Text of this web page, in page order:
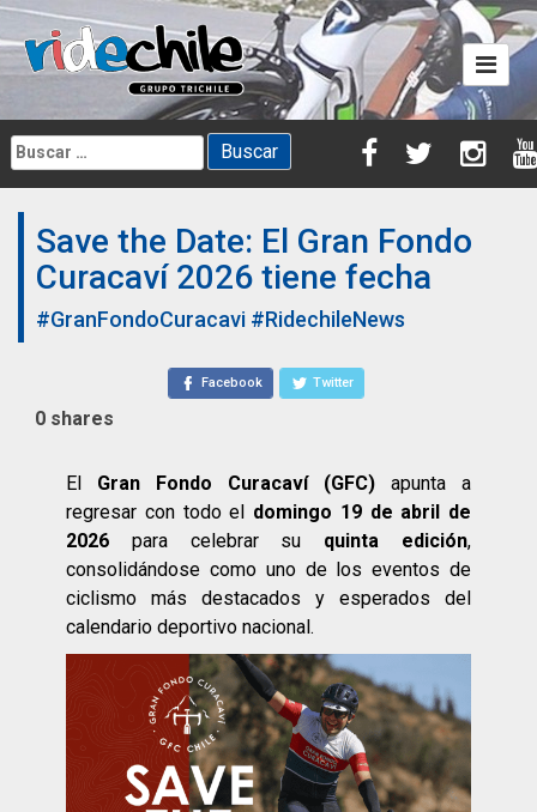
Skip
to
content
Buscar:
Save the Date: El Gran Fondo
Curacaví 2026 tiene fecha
#GranFondoCuracavi #RidechileNews
Facebook Twitter
0 shares
El Gran Fondo Curacaví (GFC) apunta a
regresar con todo el domingo 19 de abril de
2026 para celebrar su quinta edición,
consolidándose como uno de los eventos de
ciclismo más destacados y esperados del
calendario deportivo nacional.